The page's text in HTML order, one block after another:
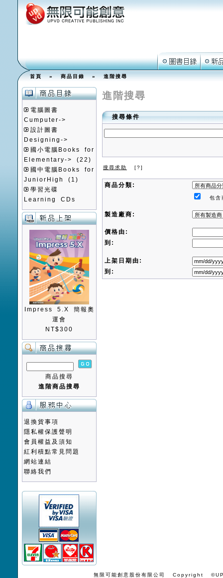
首頁»商品目錄»進階搜尋
電腦圖書
Cumputer->
設計圖書
Designing->
國小電腦Books for
Elementary->
(22)
國中電腦Books for
JuniorHigh
(1)
學習光碟
Learning CDs
Impress 5.X 簡報奧
運會
NT$300
商品搜尋
進階商品搜尋
退換貨事項
隱私權保護聲明
會員權益及須知
紅利積點常見問題
網站連結
聯絡我們
進階搜尋
搜尋條件
搜尋求助 [?]
商品分類:
包含
製造廠商:
價格由:
到:
上架日期由:
到:
無限可能創意股份有限公司 Copyright